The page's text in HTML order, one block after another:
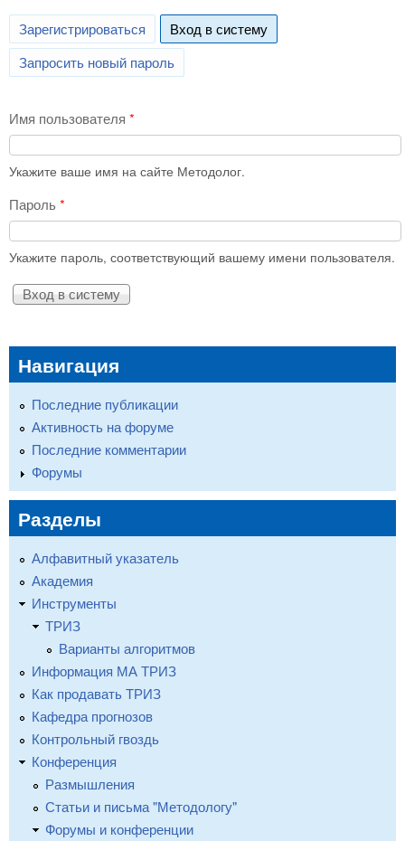
Зарегистрироваться Вход в систему
Запросить новый пароль
Имя пользователя *
Укажите ваше имя на сайте Методолог.
Пароль*
Укажите пароль, соответствующий вашему имени пользователя.
Навигация
Последние публикации
Активность на форуме
Последние комментарии
Форумы
Разделы
Алфавитный указатель
Академия
Инструменты
ТРИЗ
Варианты алгоритмов
Информация МА ТРИЗ
Как продавать ТРИЗ
Кафедра прогнозов
Контрольный гвоздь
Конференция
Размышления
Статьи и письма "Методологу"
Форумы и конференции